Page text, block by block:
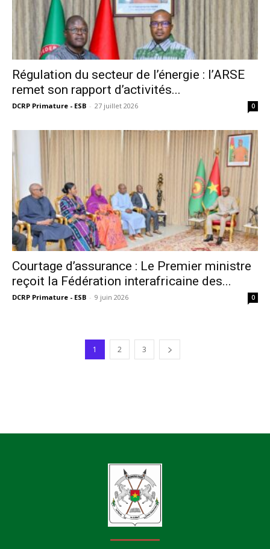
‎Régulation du secteur de l’énergie : l’ARSE
remet son rapport d’activités...
DCRP Primature - ESB - 27 juillet 2026 0
Courtage d’assurance : Le Premier ministre
reçoit la Fédération interafricaine des...
DCRP Primature - ESB - 9 juin 2026 0
1 2 3